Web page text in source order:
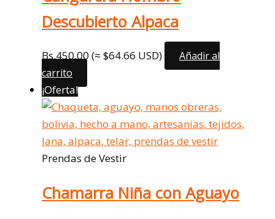
Descubierto Alpaca
Bs.450,00 (≈ $64.66 USD)
Añadir al
carrito
¡Oferta!
Prendas de Vestir
Chamarra Niña con Aguayo